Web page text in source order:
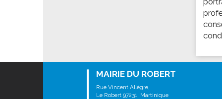
Infos baignade
MAIRIE DU ROBERT
Rue Vincent Allègre,
Le Robert 97231, Martinique